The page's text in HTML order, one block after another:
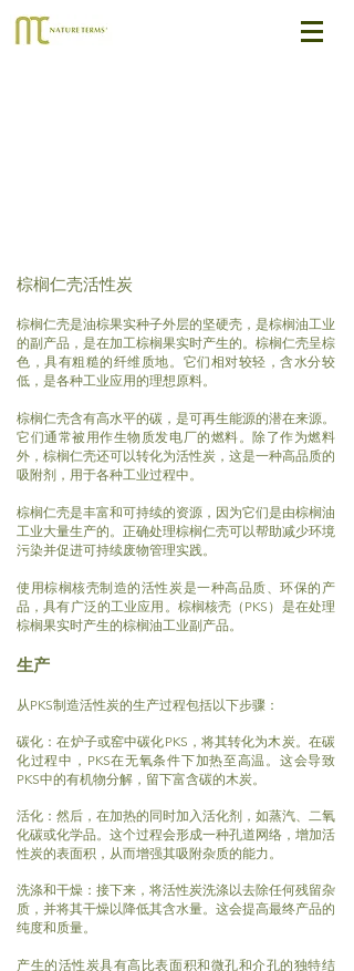
棕榈仁壳活性炭
棕榈仁壳是油棕果实种子外层的坚硬壳，是棕榈油工业
的副产品，是在加工棕榈果实时产生的。 棕榈仁壳呈棕
色，具有粗糙的纤维质地。它们相对较轻，含水分较
低，是各种工业应用的理想原料。
棕榈仁壳含有高水平的碳，是可再生能源的潜在来源。
它们通常被用作生物质发电厂的燃料。除了作为燃料
外，棕榈仁壳还可以转化为活性炭，这是一种高品质的
吸附剂，用于各种工业过程中。
棕榈仁壳是丰富和可持续的资源，因为它们是由棕榈油
工业大量生产的。正确处理棕榈仁壳可以帮助减少环境
污染并促进可持续废物管理实践。
使用棕榈核壳制造的活性炭是一种高品质、环保的产
品，具有广泛的工业应用。棕榈核壳（PKS）是在处理
棕榈果实时产生的棕榈油工业副产品。
​生产
从PKS制造活性炭的生产过程包括以下步骤：
碳化：在炉子或窑中碳化PKS，将其转化为木炭。在碳
化过程中，PKS在无氧条件下加热至高温。这会导致
PKS中的有机物分解，留下富含碳的木炭。
活化：然后，在加热的同时加入活化剂，如蒸汽、二氧
化碳或化学品。这个过程会形成一种孔道网络，增加活
性炭的表面积，从而增强其吸附杂质的能力。
洗涤和干燥：接下来，将活性炭洗涤以去除任何残留杂
质，并将其干燥以降低其含水量。这会提高最终产品的
纯度和质量。
产生的活性炭具有高比表面积和微孔和介孔的独特结